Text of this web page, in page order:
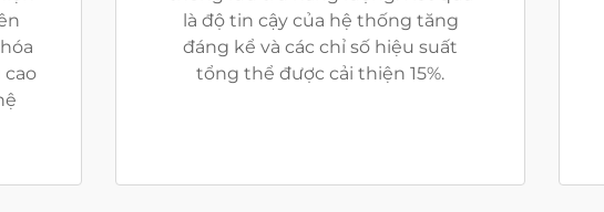
cao
là độ tin cậy của hệ thống tăng
đáng kể và các chỉ số hiệu suất
tổng thể được cải thiện 15%.